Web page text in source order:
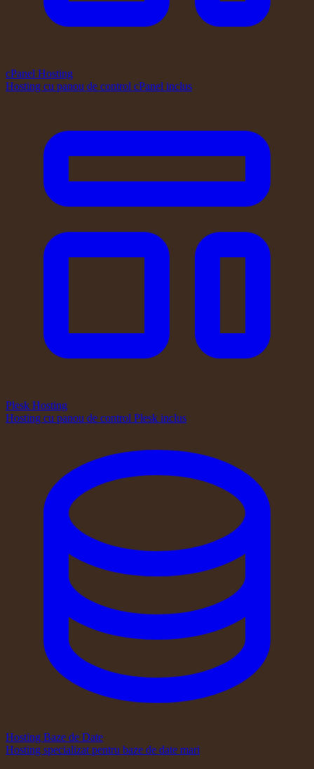
cPanel Hosting
Hosting cu panou de control cPanel inclus
Plesk Hosting
Hosting cu panou de control Plesk inclus
Hosting Baze de Date
Hosting specializat pentru baze de date mari